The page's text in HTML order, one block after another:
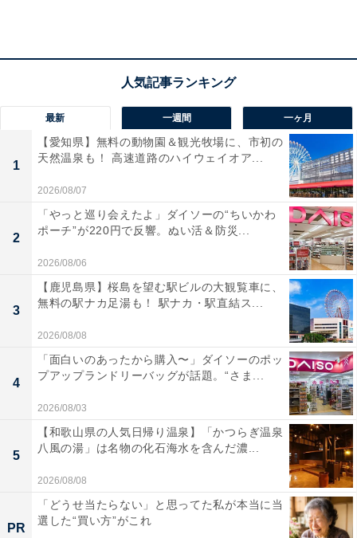
まずはホットから。スイーツ好きなら目がキラキラして
しまう大盛りのホイップが鎮座しています。生クリーム
よりも黄色い色なので、ただのホイップでないことは一
目瞭然。黄色の正体は……なめらかで上品な甘みがある
チーズ、マスカルポーネ！
このホイップの海に、チョコパウダーと赤いドライスト
ロベリーがたっぷり乗っています。いちごの赤がある
と、一気にホリデーシーズンらしい雰囲気になりますよ
ね。
まずはスプーンでホイップだけ失礼して。生クリームよ
りもまったりとして、マスカルポーネらしいコクを感じ
最新 一週間 一ヶ月
1
【愛知県】無料の動物園＆観光牧場に、市初の
天然温泉も！ 高速道路のハイウェイオア...
2026/08/07
2
「やっと巡り会えたよ」ダイソーの“ちいかわ
ポーチ”が220円で反響。ぬい活＆防災...
2026/08/06
3
【鹿児島県】桜島を望む駅ビルの大観覧車に、
無料の駅ナカ足湯も！ 駅ナカ・駅直結ス...
2026/08/08
4
「面白いのあったから購入〜」ダイソーのポッ
プアップランドリーバッグが話題。“さま...
2026/08/03
5
【和歌山県の人気日帰り温泉】「かつらぎ温泉
八風の湯」は名物の化石海水を含んだ濃...
2026/08/08
PR
「どうせ当たらない」と思ってた私が本当に当
選した“買い方”がこれ